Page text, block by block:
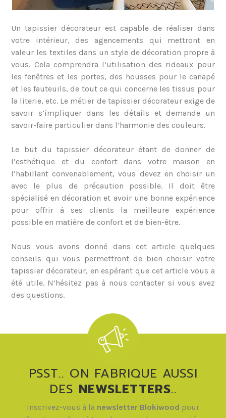
Un tapissier décorateur est capable de réaliser dans
votre intérieur, des agencements qui mettront en
valeur les textiles dans un style de décoration propre à
vous. Cela comprendra l’utilisation des rideaux pour
les fenêtres et les portes, des housses pour le canapé
et les fauteuils, de tout ce qui concerne les tissus pour
la literie, etc. Le métier de tapissier décorateur exige de
savoir s’impliquer dans les détails et demande un
savoir-faire particulier dans l’harmonie des couleurs.
Le but du tapissier décorateur étant de donner de
l’esthétique et du confort dans votre maison en
l’habillant convenablement, vous devez en choisir un
avec le plus de précaution possible. Il doit être
spécialisé en décoration et avoir une bonne expérience
pour offrir à ses clients la meilleure expérience
possible en matière de confort et de bien-être.
Nous vous avons donné dans cet article quelques
conseils qui vous permettront de bien choisir votre
tapissier décorateur, en espérant que cet article vous a
été utile. N’hésitez pas à nous contacter si vous avez
des questions.
PSST.. ON FABRIQUE AUSSI
DES NEWSLETTERS..
Inscrivez-vous à la newsletter Blokiwood pour